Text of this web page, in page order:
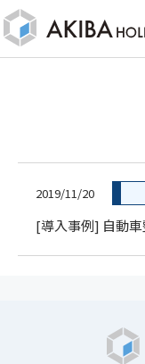
2019/11/20
[導入事例] 自動